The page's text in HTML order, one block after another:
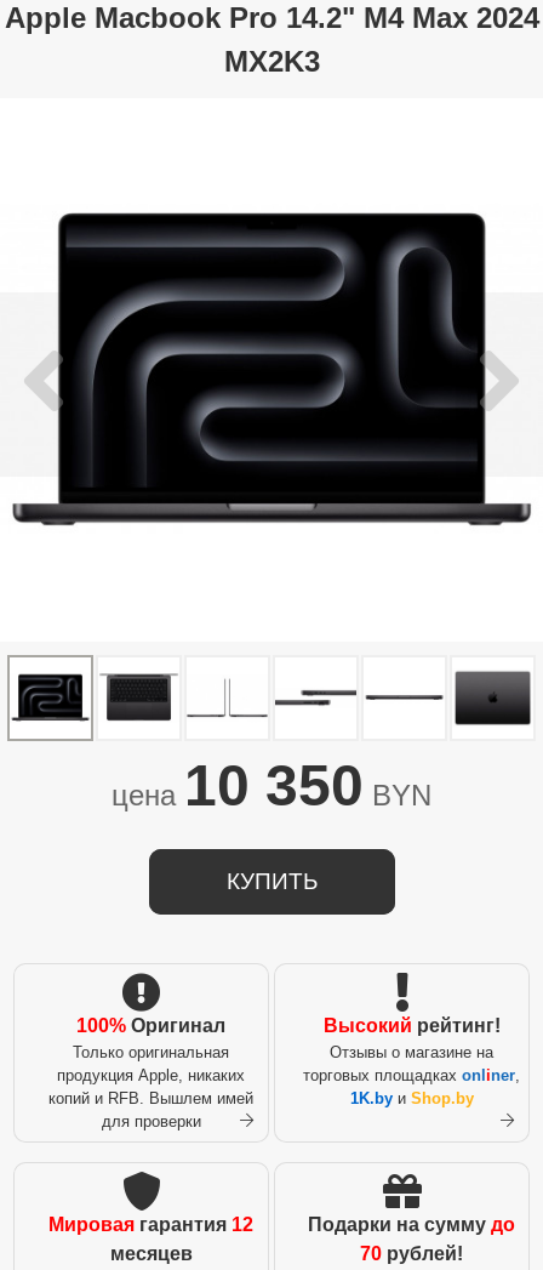
Apple Macbook Pro 14.2" M4 Max 2024
MX2K3
цена 10 350 BYN
КУПИТЬ
100% Оригинал
Только оригинальная
продукция Apple, никаких
копий и RFB. Вышлем имей
для проверки
Высокий рейтинг!
Отзывы о магазине на
торговых площадках onl iner,
1K.byи Shop.by
Мировая гарантия 12
месяцев
Подарки на сумму до
70 рублей!